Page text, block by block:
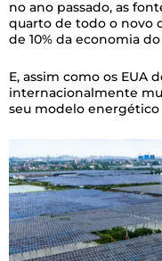
no ano passado, as
quarto de todo o novo
de 10% da economia
E, assim como os EUA
internacionalmente
seu modelo energético